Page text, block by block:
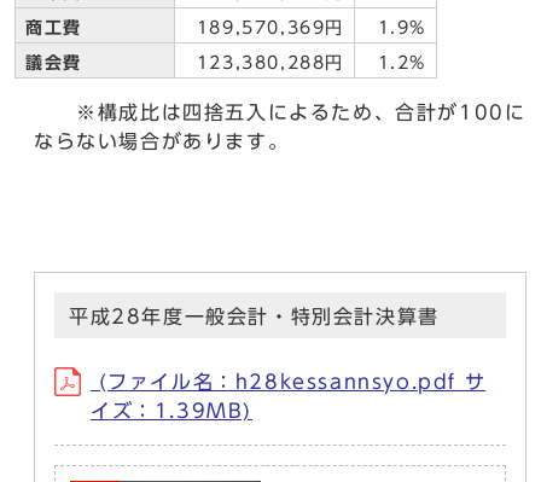
商工費 189,570,369円 1.9%
議会費 123,380,288円 1.2%
※構成比は四捨五入によるため、合計が100に
ならない場合があります。
平成28年度一般会計・特別会計決算書
(ファイル名：h28kessannsyo.pdf サ
イズ：1.39MB)